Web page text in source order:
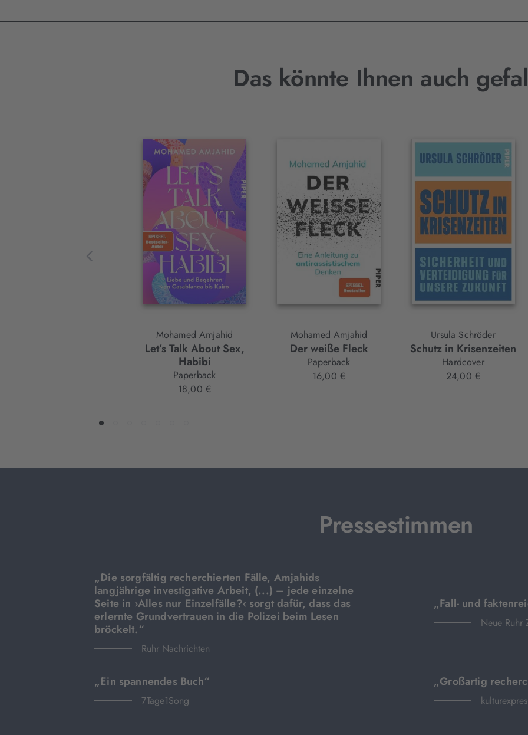
Das könnte Ihnen auch
Interaktives
Slider-
Element
Mohamed Amjahid
Let’s Talk About Sex,
Habibi
Paperback
18,00 €
Mohamed Amjahid
Der weiße Fleck
Paperback
16,00 €
Ursula Schröder
Schutz in Krisenzeiten
Hardcover
24,00 €
Pressestimmen
„Die sorgfältig recherchierten Fälle, Amjahids
langjährige investigative Arbeit, (...) – jede einzelne
Seite in ›Alles nur Einzelfälle?‹ sorgt dafür, dass das
erlernte Grundvertrauen in die Polizei beim Lesen
bröckelt.“
Ruhr Nachrichten
„Fall- und
Neue Ruhr
„Ein spannendes Buch“
7Tage1Song
„Großartig